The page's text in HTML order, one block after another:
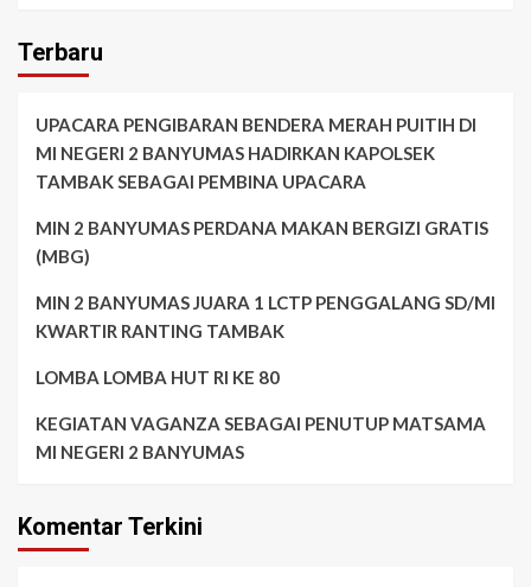
Terbaru
UPACARA PENGIBARAN BENDERA MERAH PUITIH DI
MI NEGERI 2 BANYUMAS HADIRKAN KAPOLSEK
TAMBAK SEBAGAI PEMBINA UPACARA
MIN 2 BANYUMAS PERDANA MAKAN BERGIZI GRATIS
(MBG)
MIN 2 BANYUMAS JUARA 1 LCTP PENGGALANG SD/MI
KWARTIR RANTING TAMBAK
LOMBA LOMBA HUT RI KE 80
KEGIATAN VAGANZA SEBAGAI PENUTUP MATSAMA
MI NEGERI 2 BANYUMAS
Komentar Terkini